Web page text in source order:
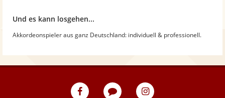
Und es kann losgehen...
Akkordeonspieler aus ganz Deutschland: individuell & professionell.
eventpeppers
Blog
eventpeppers